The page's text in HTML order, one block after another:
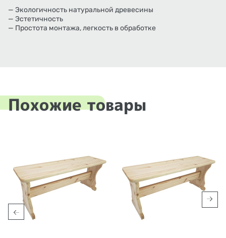
— Экологичность натуральной древесины
— Эстетичность
— Простота монтажа, легкость в обработке
Похожие товары